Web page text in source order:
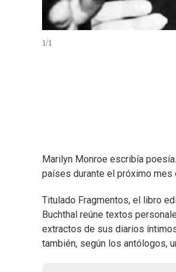
1/1
Marilyn Monroe escribía
países durante el próximo mes
Titulado Fragmentos, el libro
Buchthal reúne textos
extractos de sus diarios
también, según los antólogos,